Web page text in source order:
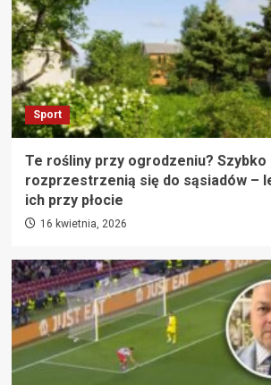
Sport
Te rośliny przy ogrodzeniu? Szybko
rozprzestrzenią się do sąsiadów –
ich przy płocie
16 kwietnia, 2026